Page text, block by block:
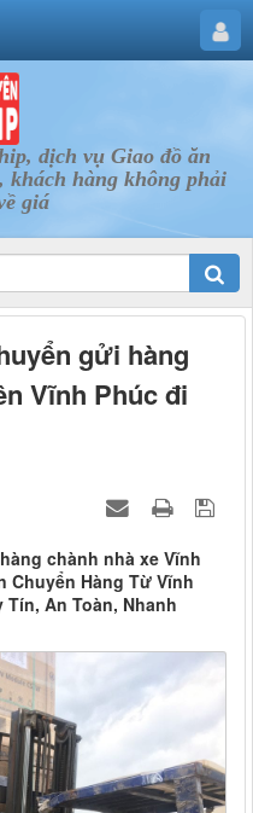
dịch vụ Giao đồ ăn
khách hàng không phải
giá
gửi hàng
Vĩnh Phúc đi
chành nhà xe Vĩnh
Chuyển Hàng Từ Vĩnh
Tín, An Toàn, Nhanh